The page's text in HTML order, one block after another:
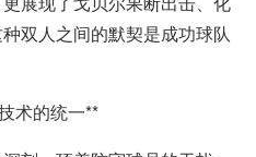
双人之间的默契是成功球队
术的统一**